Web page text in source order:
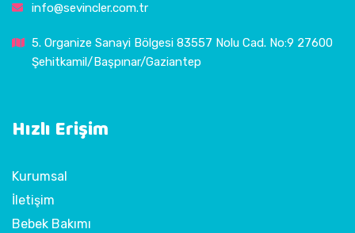
info@sevincler.com.tr
5. Organize Sanayi Bölgesi 83557 Nolu Cad. No:9 27600
Şehitkamil/Başpınar/Gaziantep
Hızlı Erişim
Kurumsal
İletişim
Bebek Bakımı